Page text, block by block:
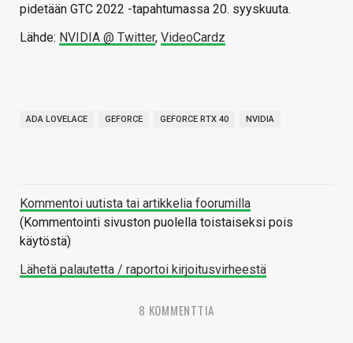
pidetään GTC 2022 -tapahtumassa 20. syyskuuta.
Lähde: NVIDIA @ Twitter, VideoCardz
ADA LOVELACE GEFORCE GEFORCE RTX 40 NVIDIA
Kommentoi uutista tai artikkelia foorumilla
(Kommentointi sivuston puolella toistaiseksi pois
käytöstä)
Lähetä palautetta / raportoi kirjoitusvirheestä
8 KOMMENTTIA